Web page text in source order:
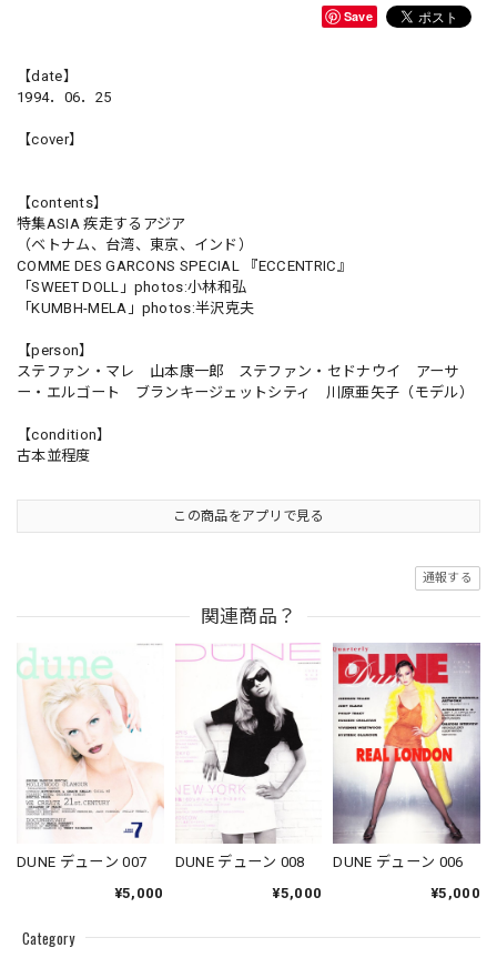
Category
Save
【date】
1994．06．25
【cover】
【contents】
特集ASIA 疾走するアジア
（ベトナム、台湾、東京、インド）
COMME DES GARCONS SPECIAL 『ECCENTRIC』
「SWEET DOLL」photos:小林和弘
「KUMBH-MELA」photos:半沢克夫
【person】
ステファン・マレ 山本康一郎 ステファン・セドナウイ アーサ
ー・エルゴート ブランキージェットシティ 川原亜矢子（モデル）
【condition】
古本並程度
この商品をアプリで見る
通報する
関連商品？
DUNE デューン 007
¥5,000
DUNE デューン 008
¥5,000
DUNE デューン 006
¥5,000